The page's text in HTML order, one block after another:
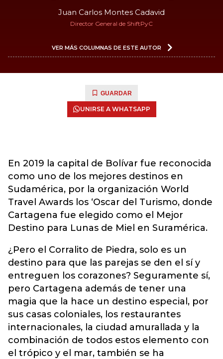
Juan Carlos Montes Cadavid
Director General de ShiftPyC
VER MÁS COLUMNAS DE ESTE AUTOR
GUARDAR
UNIRSE A WHATSAPP
En 2019 la capital de Bolívar fue reconocida
como uno de los mejores destinos en
Sudamérica, por la organización World
Travel Awards los ‘Oscar del Turismo, donde
Cartagena fue elegido como el Mejor
Destino para Lunas de Miel en Suramérica.
¿Pero el Corralito de Piedra, solo es un
destino para que las parejas se den el sí y
entreguen los corazones? Seguramente sí,
pero Cartagena además de tener una
magia que la hace un destino especial, por
sus casas coloniales, los restaurantes
internacionales, la ciudad amurallada y la
combinación de todos estos elemento con
el trópico y el mar, también se ha